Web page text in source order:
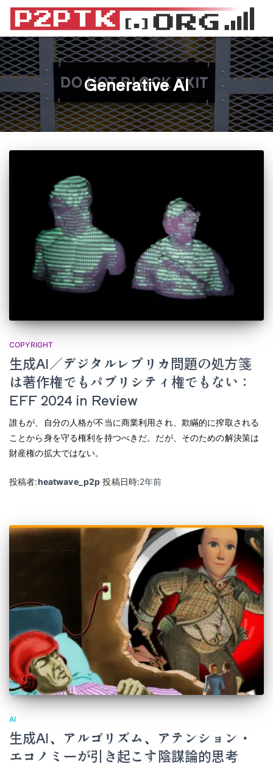
Generative AI
COPYRIGHT
生成AI／デジタルレプリカ問題の処方箋
は著作権でもパブリシティ権でもない：
EFF 2024 in Review
誰もが、自分の人格が不当に商業利用され、欺瞞的に搾取される
ことから身を守る権利を持つべきだ。だが、そのための解決策は
財産権の拡大ではない。
投稿者:heatwave_p2p 投稿日時:2年前
AI
生成AI、アルゴリズム、アテンション・
エコノミーが引き起こす陰謀論的思考